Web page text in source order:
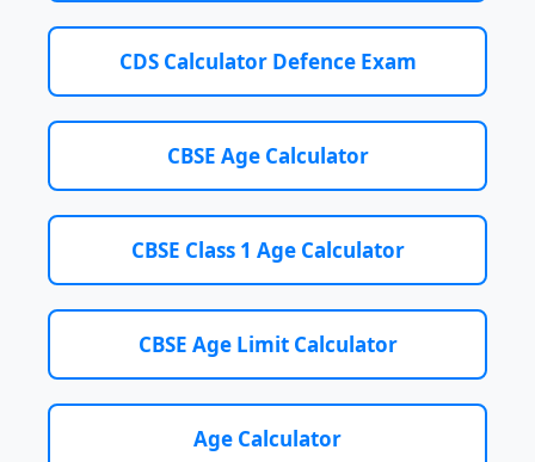
CDS Calculator Defence Exam
CBSE Age Calculator
CBSE Class 1 Age Calculator
CBSE Age Limit Calculator
Age Calculator